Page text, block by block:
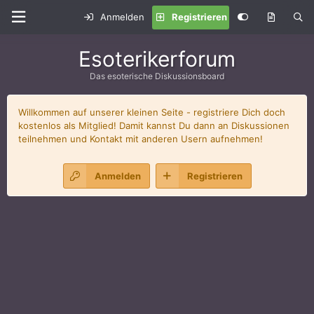
Anmelden Registrieren
Esoterikerforum
Das esoterische Diskussionsboard
Willkommen auf unserer kleinen Seite - registriere Dich doch
kostenlos als Mitglied! Damit kannst Du dann an Diskussionen
teilnehmen und Kontakt mit anderen Usern aufnehmen!
Anmelden Registrieren